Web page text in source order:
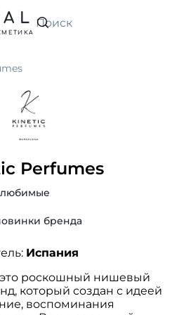
Искать
Perfumes
любимые
бренда
Испания
роскошный нишевый
который создан с идеей
воспоминания